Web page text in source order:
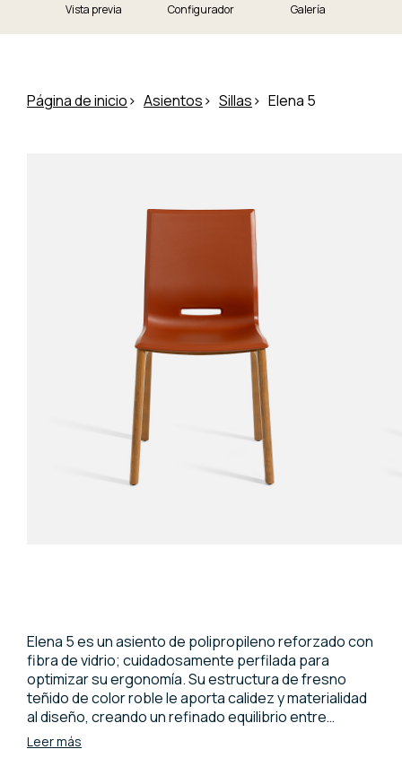
Vista previa Configurador Galería
Página de inicio Asientos Sillas Elena 5
Elena 5 es un asiento de polipropileno reforzado con
fibra de vidrio; cuidadosamente perfilada para
optimizar su ergonomía. Su estructura de fresno
teñido de color roble le aporta calidez y materialidad
al diseño, creando un refinado equilibrio entre
sobriedad y comodidad. Perfecta para el hogar y
ambientes contract.
Leer más